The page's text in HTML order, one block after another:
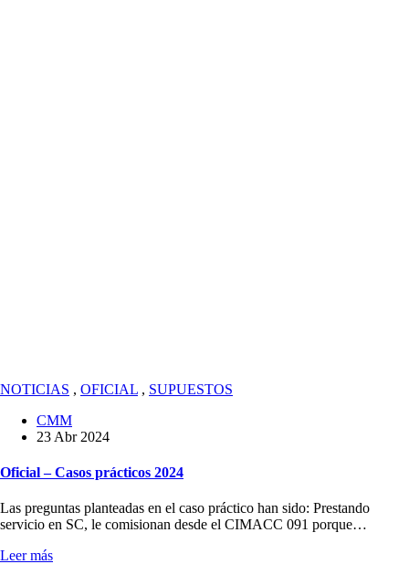
NOTICIAS , OFICIAL , SUPUESTOS
CMM
23 Abr 2024
Oficial – Casos prácticos 2024
Las preguntas planteadas en el caso práctico han sido: Prestando
servicio en SC, le comisionan desde el CIMACC 091 porque…
Leer más